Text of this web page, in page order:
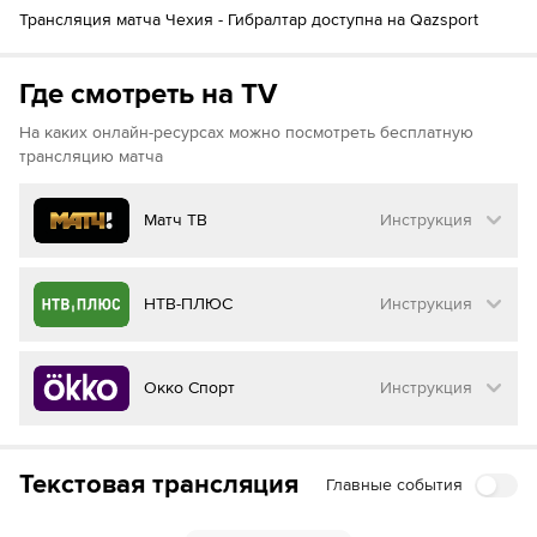
Джереми Перера
Патрик Шик
Моймир Хитил
Трансляция матча Чехия - Гибралтар доступна на Qazsport
Где смотреть на TV
На каких онлайн-ресурсах можно посмотреть бесплатную
трансляцию матча
Матч ТВ Инструкция
Как смотреть бесплатно трансляцию матча
Матч ТВ
Инструкция
Перейдите на сайт МАТЧ ТВ
Далее нажмите на «Создать учетную запись в
НТВ-ПЛЮС Инструкция
Как смотреть бесплатно трансляцию матча
на НТВ ПЛЮС
Перейдите на сайт НТВ ПЛЮС
Окко Спорт Инструкция
на Окко ТВ
Текстовая трансляция Главные события